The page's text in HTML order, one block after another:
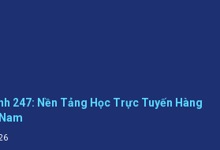
247: Nền Tảng Học Trực Tuyến Hàng